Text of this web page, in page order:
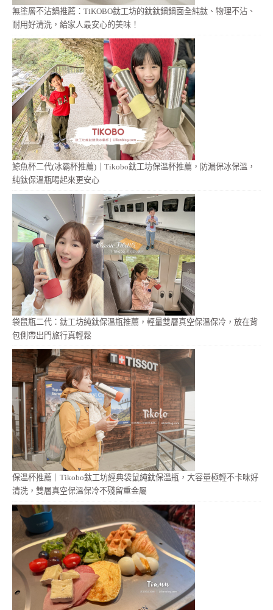
無塗層不沾鍋推薦：TiKOBO鈦工坊的鈦鈦鍋鍋面全純鈦、物理不沾、
耐用好清洗，給家人最安心的美味！
鯨魚杯二代(冰霸杯推薦)｜Tikobo鈦工坊保溫杯推薦，防漏保冰保溫，
純鈦保溫瓶喝起來更安心
袋鼠瓶二代：鈦工坊純鈦保溫瓶推薦，輕量雙層真空保溫保冷，放在背
包側帶出門旅行真輕鬆
保溫杯推薦｜Tikobo鈦工坊經典袋鼠純鈦保溫瓶，大容量極輕不卡味好
清洗，雙層真空保溫保冷不殘留重金屬